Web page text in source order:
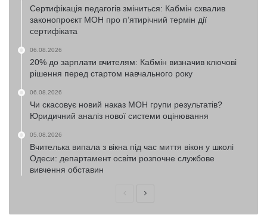
Сертифікація педагогів зміниться: Кабмін схвалив
законопроєкт МОН про п’ятирічний термін дії
сертифіката
06.08.2026
20% до зарплати вчителям: Кабмін визначив ключові
рішення перед стартом навчального року
06.08.2026
Чи скасовує новий наказ МОН групи результатів?
Юридичний аналіз нової системи оцінювання
05.08.2026
Вчителька випала з вікна під час миття вікон у школі
Одеси: департамент освіти розпочне службове
вивчення обставин
ПопередняНаступна